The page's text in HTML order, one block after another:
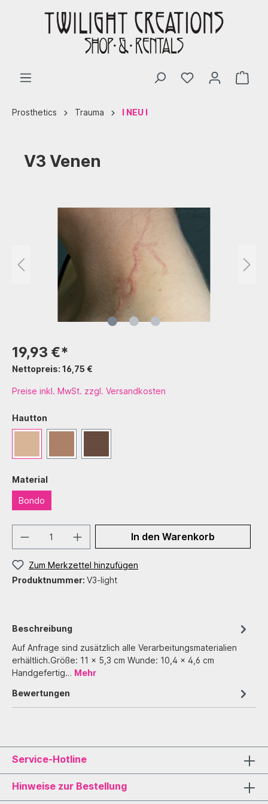
Prosthetics Trauma I NEU I
V3 Venen
19,93 €*
Nettopreis: 16,75 €
Preise inkl. MwSt. zzgl. Versandkosten
Hautton
Material
Bondo
In den Warenkorb
Zum Merkzettel hinzufügen
Produktnummer: V3-light
Beschreibung
Auf Anfrage sind zusätzlich alle Verarbeitungsmaterialien
erhältlich.Größe: 11 x 5,3 cm Wunde: 10,4 x 4,6 cm
Handgefertig… Mehr
Bewertungen
Service-Hotline
Hinweise zur Bestellung